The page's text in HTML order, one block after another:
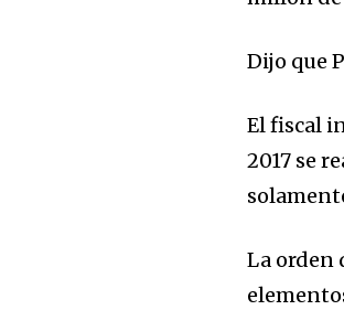
Dijo que
El fiscal
2017 se
La orden